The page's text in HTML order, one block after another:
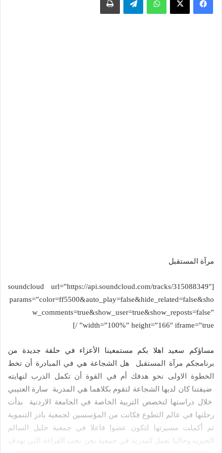
مرآة المستقبل
[soundcloud url=”https://api.soundcloud.com/tracks/315088349″
params=”color=ff5500&auto_play=false&hide_related=false&sho
w_comments=true&show_user=true&show_reposts=false”
width=”100%” height=”166″ iframe=”true” /]
مساؤكم سعيد اهلا بكم مستمعينا الأعزاء في حلقة جديدة من
برنامجكم مرآة المستقبل هل الشجاعة هي في المبادرة أن تخط
الخطوة الاولى نحو هدفك أم في القوة أن تكمل الدرب لنهايته
ضيفتنا كان لديها الشجاعة لتقوم بكلاهما هي المدربة سارة العتيبي
خلال دراستها لتخصص التربية الخاصة في الجامعة الاردنية بدأت
رحلتها في عالم التطوع فكانت من المؤسسين لجمعية بادر التنموية
ثم أكملت مسيرتها لتكون عضوا فاعلا في جمعية خليل السالم
الخيرية وحاليا تعمل كمدربة في جمعية نحن نحب القراءة التي تهدف